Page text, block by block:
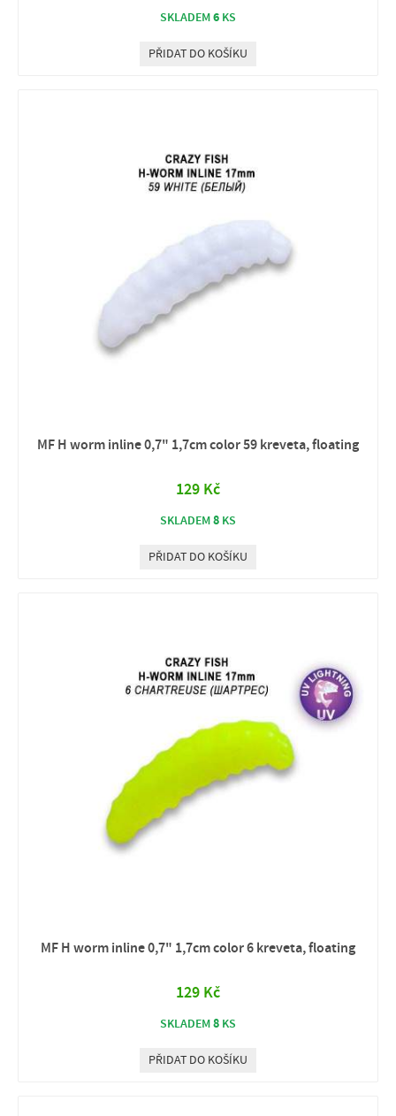
SKLADEM6 KS
PŘIDAT DO KOŠÍKU
MF H worm inline 0,7" 1,7cm color 59 kreveta, floating
129 Kč
SKLADEM8 KS
PŘIDAT DO KOŠÍKU
MF H worm inline 0,7" 1,7cm color 6 kreveta, floating
129 Kč
SKLADEM8 KS
PŘIDAT DO KOŠÍKU